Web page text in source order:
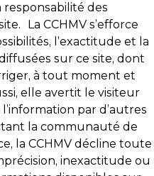
des
La CCHMV s’efforce
l’exactitude et la
sur ce site, dont
à tout moment et
elle avertit le visiteur
par d’autres
la communauté de
la CCHMV décline toute
inexactitude ou